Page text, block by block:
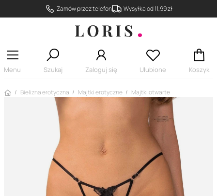
Zamów przez telefon Wysyłka od 11,99 zł
Menu Szukaj Zaloguj się Ulubione Koszyk
Strona główna
Bielizna erotyczna Majtki erotyczne Majtki otwarte